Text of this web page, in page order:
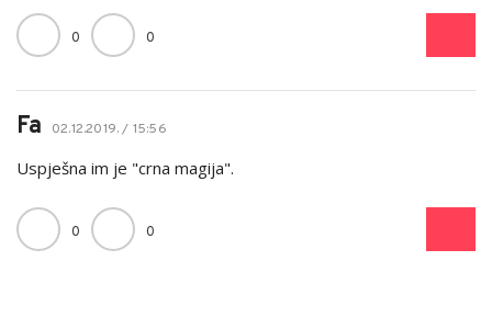
0 0
Fa 02.12.2019. / 15:56
Uspješna im je "crna magija".
0 0